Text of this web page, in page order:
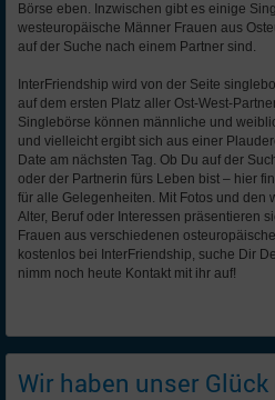
Börse eben. Inzwischen gibt es einige
westeuropäische Männer Frauen aus
auf der Suche nach einem Partner sind.
InterFriendship wird von der Seite
auf dem ersten Platz aller Ost-West-
Singlebörse können männliche und
und vielleicht ergibt sich aus einer
Date am nächsten Tag. Ob Du auf der
oder der Partnerin fürs Leben bist – hier
für alle Gelegenheiten. Mit Fotos und den
Alter, Beruf oder Interessen präsentieren
Frauen aus verschiedenen
kostenlos bei InterFriendship, suche Dir
nimm noch heute Kontakt mit ihr auf!
Wir haben unser